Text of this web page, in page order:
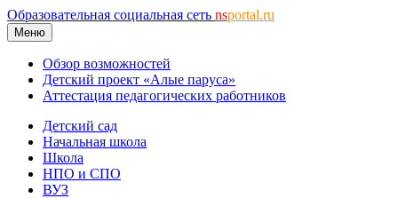
Образовательная социальная сеть nsportal.ru
Меню
Обзор возможностей
Детский проект «Алые паруса»
Аттестация педагогических работников
Детский сад
Начальная школа
Школа
НПО и СПО
ВУЗ